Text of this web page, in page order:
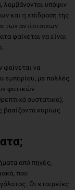
φαίνεται να είναι
να
εμπορίου, με πολλές
συστατικά),
βασίζοντα κυρίως
που
τόσο τη γεύση όσο
που το κάνουν
και σε άλλες